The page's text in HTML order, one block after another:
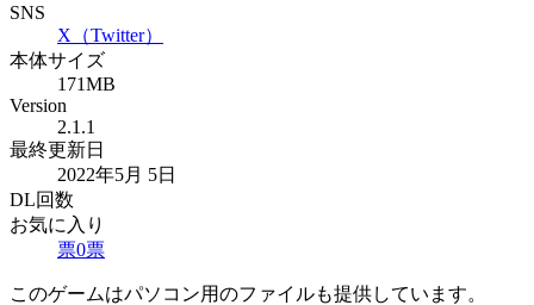
SNS
X（Twitter）
本体サイズ
171MB
Version
2.1.1
最終更新日
2022年5月 5日
DL回数
お気に入り
票0票
このゲームはパソコン用のファイルも提供しています。